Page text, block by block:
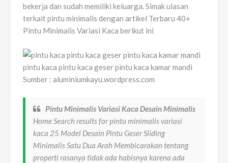
bekerja dan sudah memiliki keluarga. Simak ulasan
terkait pintu minimalis dengan artikel Terbaru 40+
Pintu Minimalis Variasi Kaca berikut ini
pintu kaca pintu kaca geser pintu kaca kamar mandi
Sumber : aluminiumkayu.wordpress.com
Pintu Minimalis Variasi Kaca Desain Minimalis
Home Search results for pintu minimalis variasi
kaca 25 Model Desain Pintu Geser Sliding
Minimalis Satu Dua Arah Membicarakan tentang
properti rasanya tidak ada habisnya karena ada